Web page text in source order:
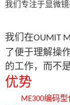
我们专注于显微
我们在OUMIT
了便于理解操
的工作，而不
优势
ME300编码型